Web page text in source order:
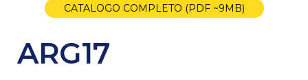
CATALOGO COMPLETO (PDF ~9MB)
ARG17